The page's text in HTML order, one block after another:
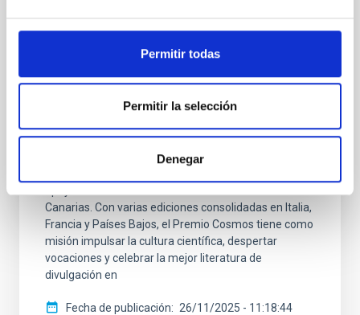
Permitir todas
Permitir la selección
Denegar
juventud canaria con el lanzamiento del
el Premio Cosmos, un proyecto educativo
internacional que llega por primera vez a España
de la Consejería de Educación, Formación
Profesional, Actividad Física y Deportes y el
Canarias. Con varias ediciones consolidadas en Italia,
Francia y Países Bajos, el Premio Cosmos tiene como
misión impulsar la cultura científica, despertar
vocaciones y celebrar la mejor literatura de
divulgación en
Fecha de publicación 26/11/2025 - 11:18:44